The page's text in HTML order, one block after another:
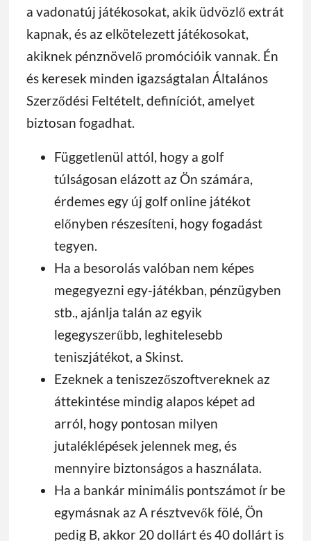
a vadonatúj játékosokat, akik üdvözlő extrát
kapnak, és az elkötelezett játékosokat,
akiknek pénznövelő promócióik vannak. Én
és keresek minden igazságtalan Általános
Szerződési Feltételt, definíciót, amelyet
biztosan fogadhat.
Függetlenül attól, hogy a golf
túlságosan elázott az Ön számára,
érdemes egy új golf online játékot
előnyben részesíteni, hogy fogadást
tegyen.
Ha a besorolás valóban nem képes
megegyezni egy-játékban, pénzügyben
stb., ajánlja talán az egyik
legegyszerűbb, leghitelesebb
teniszjátékot, a Skinst.
Ezeknek a teniszezőszoftvereknek az
áttekintése mindig alapos képet ad
arról, hogy pontosan milyen
jutaléklépések jelennek meg, és
mennyire biztonságos a használata.
Ha a bankár minimális pontszámot ír be
egymásnak az A résztvevők fölé, Ön
pedig B, akkor 20 dollárt és 40 dollárt is